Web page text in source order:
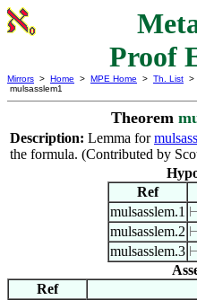
Proof
Mirrors > Home > MPE Home > Th. List >
mulsasslem1
Theorem
Description: Lemma formulsass
the formula. (Contributed by
Ref
mulsasslem.1 ⊢
mulsasslem.2 ⊢
mulsasslem.3 ⊢
Ref